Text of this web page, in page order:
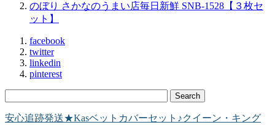
のぼり さかなのうまい店毎日新鮮 SNB-1528【３枚セ
ット】
facebook
twitter
linkedin
pinterest
安心追跡発送★Kasベットカバーセット♪クイーン・キング